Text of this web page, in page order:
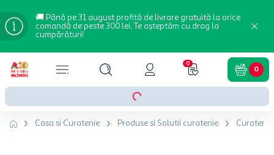
🚚 Până pe 31 august profită de livrare gratuită la orice
comandă de peste 300 lei. Te așteptăm cu drag la
cumpărături!
0
0
Casa si Curatenie Produse si Solutii curatenie